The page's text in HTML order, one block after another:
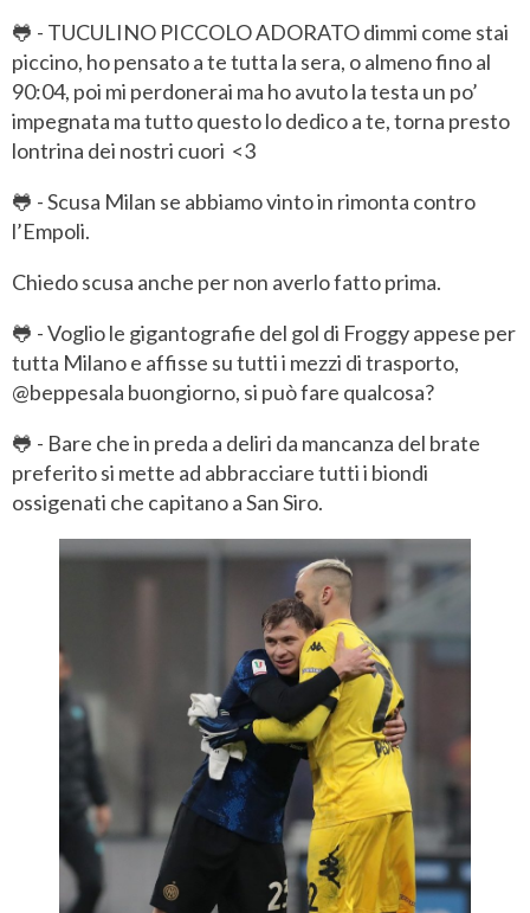
🐸 - TUCULINO PICCOLO ADORATO dimmi come stai
piccino, ho pensato a te tutta la sera, o almeno fino al
90:04, poi mi perdonerai ma ho avuto la testa un po’
impegnata ma tutto questo lo dedico a te, torna presto
lontrina dei nostri cuori <3
🐸 - Scusa Milan se abbiamo vinto in rimonta contro
l’Empoli.
Chiedo scusa anche per non averlo fatto prima.
🐸 - Voglio le gigantografie del gol di Froggy appese per
tutta Milano e affisse su tutti i mezzi di trasporto,
@beppesala buongiorno, si può fare qualcosa?
🐸 - Bare che in preda a deliri da mancanza del brate
preferito si mette ad abbracciare tutti i biondi
ossigenati che capitano a San Siro.